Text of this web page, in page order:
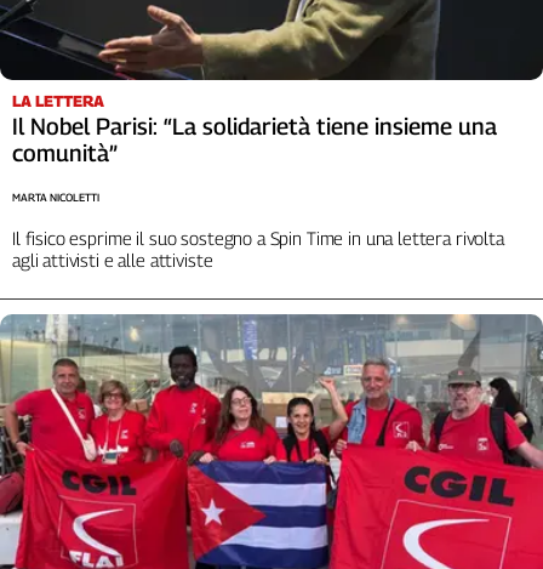
LA LETTERA
Il Nobel Parisi: “La solidarietà tiene insieme una
comunità”
Il fisico esprime il suo sostegno a Spin Time in una lettera rivolta
agli attivisti e alle attiviste
MARTA NICOLETTI